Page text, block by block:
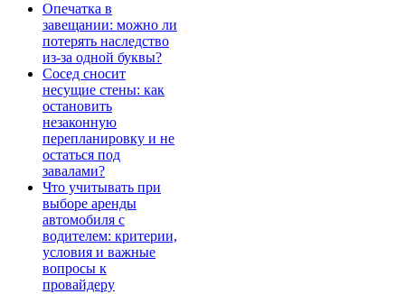
Опечатка в
завещании: можно ли
потерять наследство
из-за одной буквы?
Сосед сносит
несущие стены: как
остановить
незаконную
перепланировку и не
остаться под
завалами?
Что учитывать при
выборе аренды
автомобиля с
водителем: критерии,
условия и важные
вопросы к
провайдеру